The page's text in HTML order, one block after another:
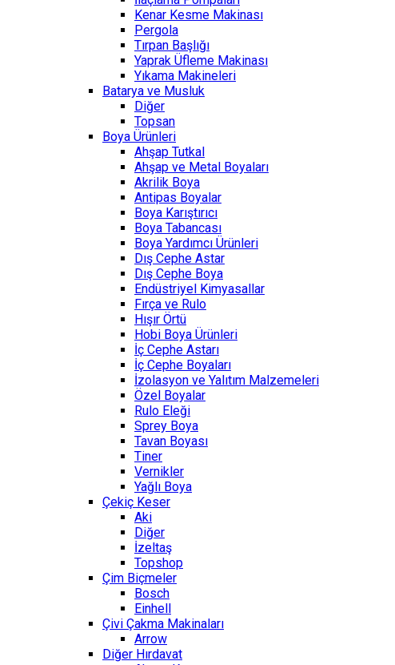
Kenar Kesme Makinası
Pergola
Tırpan Başlığı
Yaprak Üfleme Makinası
Yıkama Makineleri
Batarya ve Musluk
Diğer
Topsan
Boya Ürünleri
Ahşap Tutkal
Ahşap ve Metal Boyaları
Akrilik Boya
Antipas Boyalar
Boya Karıştırıcı
Boya Tabancası
Boya Yardımcı Ürünleri
Dış Cephe Astar
Dış Cephe Boya
Endüstriyel Kimyasallar
Fırça ve Rulo
Hışır Örtü
Hobi Boya Ürünleri
İç Cephe Astarı
İç Cephe Boyaları
İzolasyon ve Yalıtım Malzemeleri
Özel Boyalar
Rulo Eleği
Sprey Boya
Tavan Boyası
Tiner
Vernikler
Yağlı Boya
Çekiç Keser
Aki
Diğer
İzeltaş
Topshop
Çim Biçmeler
Bosch
Einhell
Çivi Çakma Makinaları
Arrow
Diğer Hırdavat